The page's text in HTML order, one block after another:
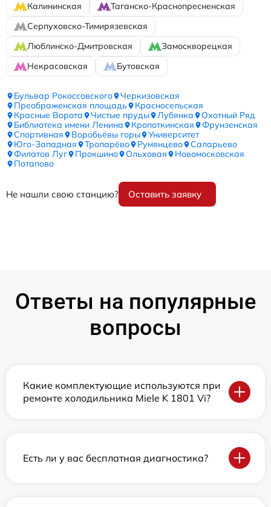
Калининская
Таганско-Краснопресненская
Серпуховско-Тимирязевская
Люблинско-Дмитровская
Замоскворецкая
Некрасовская
Бутовская
Бульвар Рокоссовского
Черкизовская
Преображенская площадь
Красносельская
Красные Ворота
Чистые пруды Лубянка
Охотный Ряд
Библиотека имени Ленина
Кропоткинская
Фрунзенская
Спортивная
Воробьёвы горы
Университет
Юго-Западная
Тропарёво Румянцево
Саларьево
Филатов Луг
Прокшино Ольховая
Новомосковская
Потапово
Не нашли свою станцию? Оставить заявку
Ответы на популярные
вопросы
Какие комплектующие используются при
ремонте холодильника Miele K 1801 Vi?
Есть ли у вас бесплатная диагностика?